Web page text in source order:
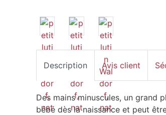
Description Avis client
Des mains minuscules, un grand
bébé dès la naissance et peut